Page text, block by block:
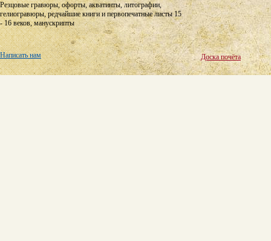
Резцовые гравюры, офорты, акватинты, литографии,
гелиогравюры, редчайшие книги и первопечатные листы 15
- 16 веков, манускрипты
Написать нам Доска почёта